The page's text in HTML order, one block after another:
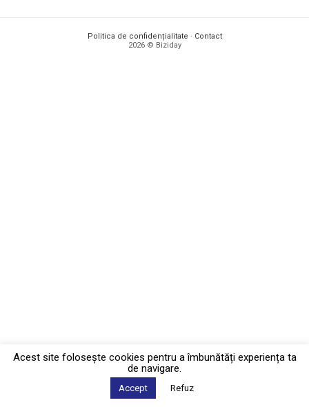
Politica de confidențialitate · Contact
2026 © Biziday
Acest site foloseşte cookies pentru a îmbunătăți experiența ta
de navigare.
Accept Refuz